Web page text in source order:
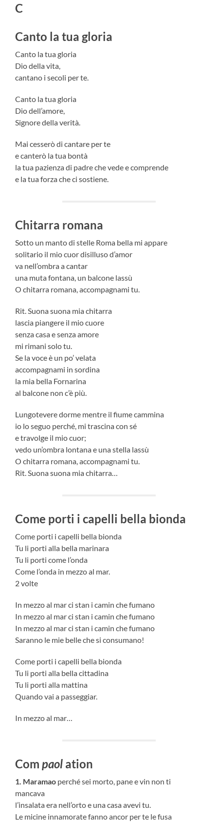
C
Canto la tua gloria
Canto la tua gloria
Dio della vita,
cantano i secoli per te.
Canto la tua gloria
Dio dell’amore,
Signore della verità.
Mai cesserò di cantare per te
e canterò la tua bontà
la tua pazienza di padre che vede e comprende
e la tua forza che ci sostiene.
Chitarra romana
Sotto un manto di stelle Roma bella mi appare
solitario il mio cuor disilluso d’amor
va nell’ombra a cantar
una muta fontana, un balcone lassù
O chitarra romana, accompagnami tu.
Rit. Suona suona mia chitarra
lascia piangere il mio cuore
senza casa e senza amore
mi rimani solo tu.
Se la voce è un po’ velata
accompagnami in sordina
la mia bella Fornarina
al balcone non c’è più.
Lungotevere dorme mentre il fiume cammina
io lo seguo perché, mi trascina con sé
e travolge il mio cuor;
vedo un’ombra lontana e una stella lassù
O chitarra romana, accompagnami tu.
Rit. Suona suona mia chitarra…
Come porti i capelli bella bionda
Come porti i capelli bella bionda
Tu li porti alla bella marinara
Tu li porti come l’onda
Come l’onda in mezzo al mar.
2 volte
In mezzo al mar ci stan i camin che fumano
In mezzo al mar ci stan i camin che fumano
In mezzo al mar ci stan i camin che fumano
Saranno le mie belle che si consumano!
Come porti i capelli bella bionda
Tu li porti alla bella cittadina
Tu li porti alla mattina
Quando vai a passeggiar.
In mezzo al mar…
Com paol ation
1. Maramao perché sei morto, pane e vin non ti
mancava
l’insalata era nell’orto e una casa avevi tu.
Le micine innamorate fanno ancor per te le fusa